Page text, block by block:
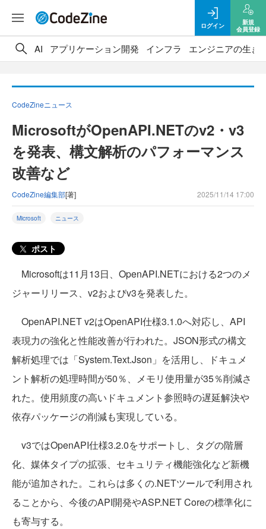
ログイン
新規
会員登録
AI アプリケーション開発 インフラ エンジニアの生き
CodeZineニュース
MicrosoftがOpenAPI.NETのv2・v3
を発表、構文解析のパフォーマンス
改善など
CodeZine編集部[著] 2025/11/14 17:00
Microsoft ニュース
ポスト
Microsoftは11月13日、OpenAPI.NETにおける2つのメ
ジャーリリース、v2およびv3を発表した。
OpenAPI.NET v2はOpenAPI仕様3.1.0へ対応し、API
表現力の強化と性能改善が行われた。JSON形式の構文
解析処理では「System.Text.Json」を活用し、ドキュメ
ント解析の処理時間が50％、メモリ使用量が35％削減さ
れた。使用頻度の高いドキュメント参照時の遅延解決や
依存パッケージの削減も実現している。
v3ではOpenAPI仕様3.2.0をサポートし、タグの階層
化、媒体タイプの拡張、セキュリティ機能強化など新機
能が追加された。これらは多くの.NETツールで利用され
ることから、今後のAPI開発やASP.NET Coreの標準化に
も寄与する。